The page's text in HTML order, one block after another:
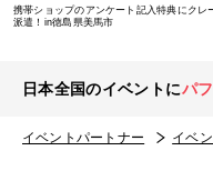
携帯ショップのアンケート記入特典にクレ
派遣！in徳島県美馬市
日本全国のイベントにパ
イベントパートナー イベ